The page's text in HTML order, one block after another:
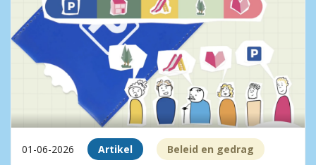
01-06-2026 Artikel Beleid en gedrag